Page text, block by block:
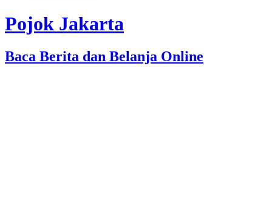
Pojok Jakarta
Baca Berita dan Belanja Online